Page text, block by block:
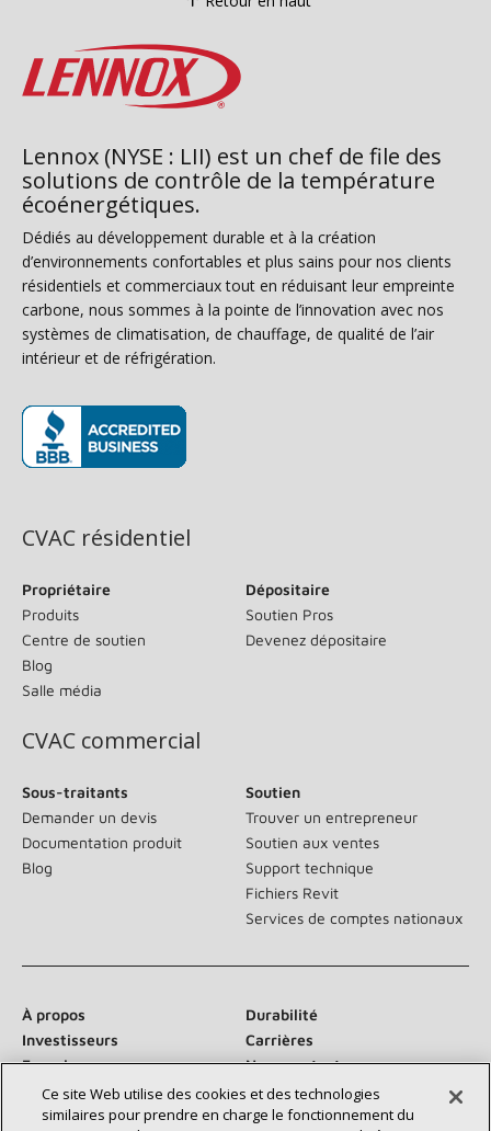
Lennox (NYSE : LII) est un chef de file des
solutions de contrôle de la température
écoénergétiques.
Dédiés au développement durable et à la création
d’environnements confortables et plus sains pour nos clients
résidentiels et commerciaux tout en réduisant leur empreinte
carbone, nous sommes à la pointe de l’innovation avec nos
systèmes de climatisation, de chauffage, de qualité de l’air
intérieur et de réfrigération.
CVAC résidentiel
Propriétaire
Produits
Centre de soutien
Blog
Salle média
Dépositaire
Soutien Pros
Devenez dépositaire
CVAC commercial
Sous-traitants
Demander un devis
Documentation produit
Blog
Soutien
Trouver un entrepreneur
Soutien aux ventes
Support technique
Fichiers Revit
Services de comptes nationaux
À propos
Durabilité
Investisseurs
Carrières
Fournisseurs
Nous contacter
Salle de presse
Ce site Web utilise des cookies et des technologies
similaires pour prendre en charge le fonctionnement du